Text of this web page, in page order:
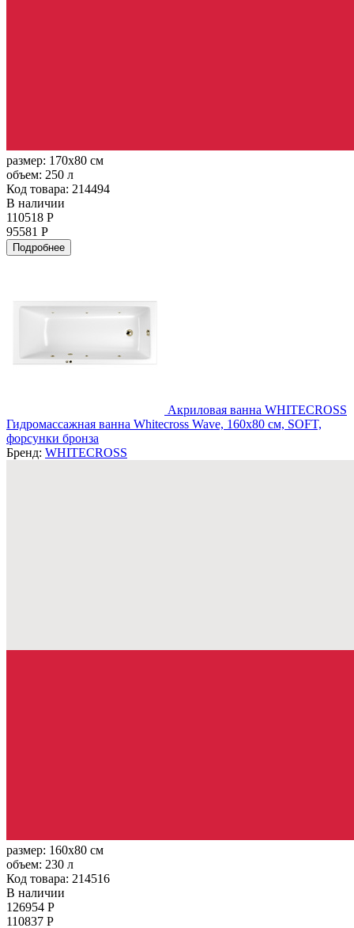
размер: 170x80 см
объем: 250 л
Код товара: 214494
В наличии
110518 Р
95581 Р
Подробнее
Акриловая ванна WHITECROSS
Гидромассажная ванна Whitecross Wave, 160x80 см, SOFT,
форсунки бронза
Бренд: WHITECROSS
размер: 160x80 см
объем: 230 л
Код товара: 214516
В наличии
126954 Р
110837 Р